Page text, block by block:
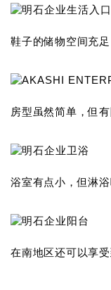
鞋子的储物空间充足
房型虽然简单，但
浴室有点小，但淋
在南地区还可以享受